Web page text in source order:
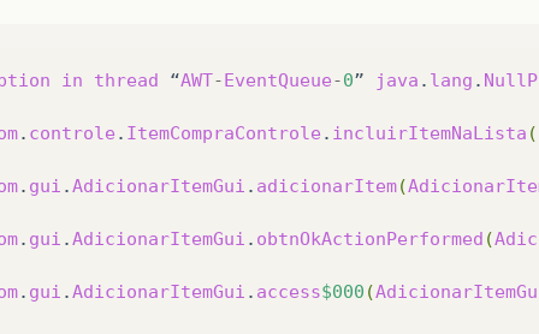
in thread “AWT-EventQueue-0” java . lang .
. controle . ItemCompraControle . incluirItemNaLista (
. gui .AdicionarItemGui . adicionarItem(
. gui .AdicionarItemGui . obtnOkActionPerformed (
. gui .AdicionarItemGui . access$000 (